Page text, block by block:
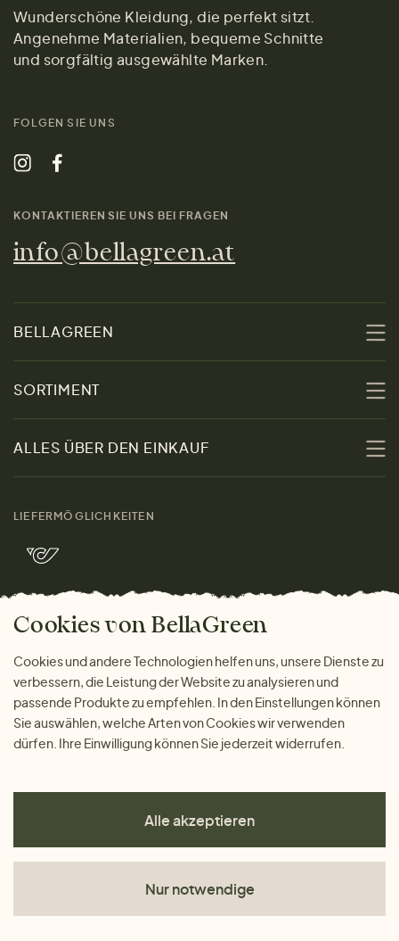
Wunderschöne Kleidung, die perfekt sitzt.
Angenehme Materialien, bequeme Schnitte
und sorgfältig ausgewählte Marken.
FOLGEN SIE UNS
KONTAKTIEREN SIE UNS BEI FRAGEN
info@bellagreen.at
BELLAGREEN
Nachhaltigkeit
Kontakt
Marken
Bella Green Magazin
SORTIMENT
Damen
Herren
Wohnen
Geschenke
ALLES ÜBER DEN EINKAUF
Warum bei uns einkaufen
LIEFERMÖGLICHKEITEN
ZAHLUNGSMÖGLICHKEITEN
Cookies von BellaGreen
Cookies und andere Technologien helfen uns, unsere Dienste zu
verbessern, die Leistung der Website zu analysieren und
passende Produkte zu empfehlen. In den Einstellungen können
Sie auswählen, welche Arten von Cookies wir verwenden
dürfen. Ihre Einwilligung können Sie jederzeit widerrufen.
Alle akzeptieren
Nur notwendige